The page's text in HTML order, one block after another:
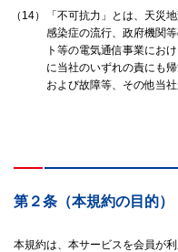
（14）
「不可抗力」とは、天災
感染症の流行、政府機関
ト等の電気通信事業にお
に当社のいずれの責にも
および故障等、その他当
第２条（本規約の目的）
本規約は、本サービスを会員が